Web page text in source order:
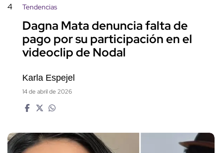
4 Tendencias
Dagna Mata denuncia falta de
pago por su participación en el
videoclip de Nodal
Karla Espejel
14 de abril de 2026